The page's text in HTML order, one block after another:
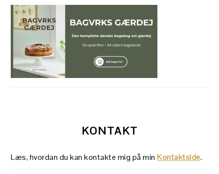
KONTAKT
Læs, hvordan du kan kontakte mig på minKontaktside.